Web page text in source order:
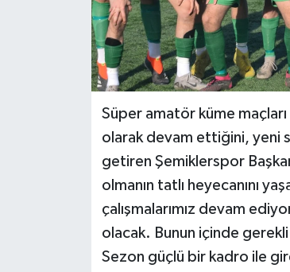
Süper amatör küme maçları
olarak devam ettiğini, yeni
getiren Şemiklerspor
olmanın tatlı heyecanını
çalışmalarımız devam
olacak. Bunun içinde gerekli
Sezon güçlü bir kadro ile